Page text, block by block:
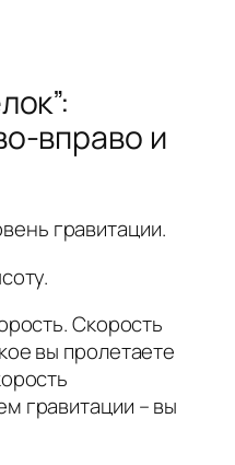
вправо и
гравитации.
Скорость
вы пролетаете
гравитации – вы